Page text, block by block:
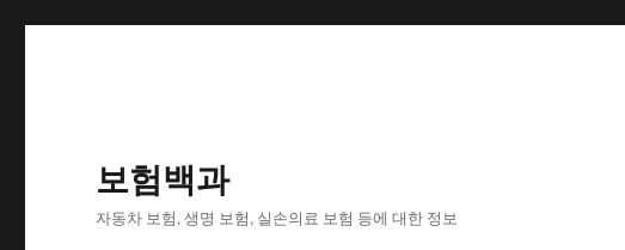
보험백과
자동차 보험, 생명 보험, 실손의료 보험 등에 대한 정보